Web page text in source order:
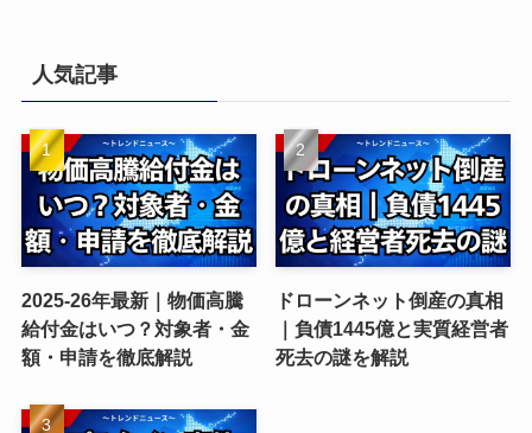
人気記事
2025-26年最新｜物価高騰
給付金はいつ？対象者・金
額・申請を徹底解説
ドローンネット倒産の真相
｜負債1445億と実質経営者
死去の謎を解説